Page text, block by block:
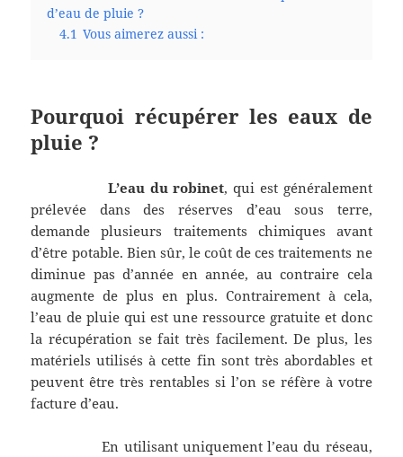
d’eau de pluie ?
4.1 Vous aimerez aussi :
Pourquoi récupérer les eaux de
pluie ?
L’eau du robinet, qui est généralement
prélevée dans des réserves d’eau sous terre,
demande plusieurs traitements chimiques avant
d’être potable. Bien sûr, le coût de ces traitements ne
diminue pas d’année en année, au contraire cela
augmente de plus en plus. Contrairement à cela,
l’eau de pluie qui est une ressource gratuite et donc
la récupération se fait très facilement. De plus, les
matériels utilisés à cette fin sont très abordables et
peuvent être très rentables si l’on se réfère à votre
facture d’eau.
En utilisant uniquement l’eau du réseau,